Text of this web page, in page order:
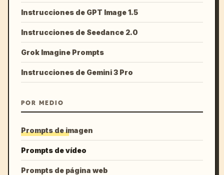
Instrucciones de GPT Image 1.5
Instrucciones de Seedance 2.0
Grok Imagine Prompts
Instrucciones de Gemini 3 Pro
POR MEDIO
Prompts de imagen
Prompts de vídeo
Prompts de página web